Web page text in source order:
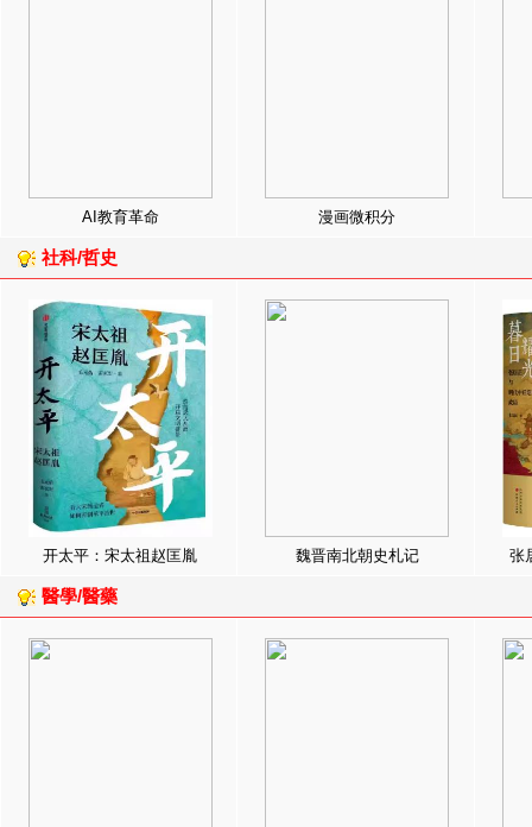
AI教育革命 漫画微积分
社科/哲史
开太平：宋太祖赵匡胤 魏晋南北朝史札记 张
醫學/醫藥